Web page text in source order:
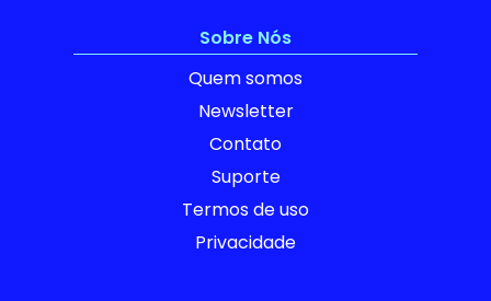
Sobre Nós
Quem somos
Newsletter
Contato
Suporte
Termos de uso
Privacidade